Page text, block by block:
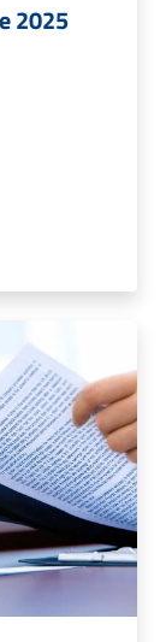
2025